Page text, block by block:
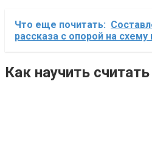
Что еще почитать:
рассказа с опорой на
Как научить